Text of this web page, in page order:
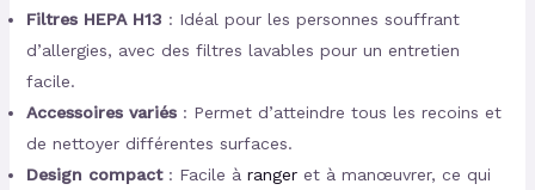
Filtres HEPA H13 : Idéal pour les personnes souffrant
d’allergies, avec des filtres lavables pour un entretien
facile.
Accessoires variés: Permet d’atteindre tous les recoins et
de nettoyer différentes surfaces.
Design compact: Facile à rangeret à manœuvrer, ce qui